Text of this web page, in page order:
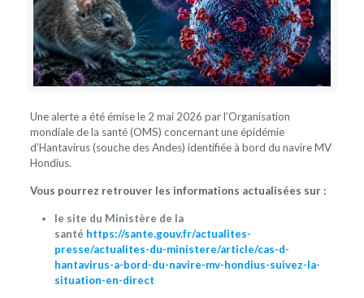
Une alerte a été émise le 2 mai 2026 par l’Organisation
mondiale de la santé (OMS) concernant une épidémie
d’Hantavirus (souche des Andes) identifiée à bord du navire MV
Hondius.
Vous pourrez retrouver les informations actualisées sur :
le site du Ministère de la
santé https://sante.gouv.fr/actualites-
presse/actualites-du-ministere/article/cas-d-
hantavirus-a-bord-du-navire-mv-hondius-suivez-la-
situation-en-direct